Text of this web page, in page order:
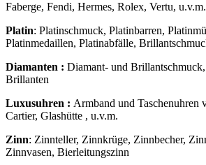
Faberge, Fendi, Hermes, Rolex, Vertu, u.v.m.
Platin: Platinschmuck, Platinbarren,
Platinmedaillen, Platinabfälle,
Diamanten : Diamant- und
Brillanten
Luxusuhren : Armband und Taschenuhren
Cartier, Glashütte , u.v.m.
Zinn: Zinnteller, Zinnkrüge, Zinnbecher,
Zinnvasen, Bierleitungszinn